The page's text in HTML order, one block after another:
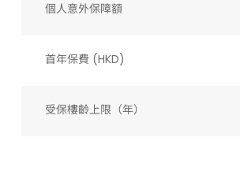
個人意外保障額
首年保費 (HKD)
受保樓齡上限（年）​